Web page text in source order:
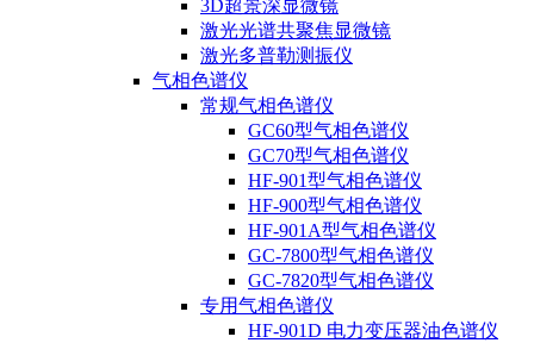
3D超景深显微镜
激光光谱共聚焦显微镜
激光多普勒测振仪
气相色谱仪
常规气相色谱仪
GC60型气相色谱仪
GC70型气相色谱仪
HF-901型气相色谱仪
HF-900型气相色谱仪
HF-901A型气相色谱仪
GC-7800型气相色谱仪
GC-7820型气相色谱仪
专用气相色谱仪
HF-901D 电力变压器油色谱仪